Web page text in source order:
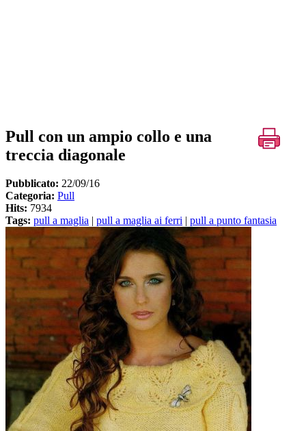
Pull con un ampio collo e una
treccia diagonale
Pubblicato: 22/09/16
Categoria: Pull
Hits: 7934
Tags: pull a maglia pull a maglia ai ferri pull a punto fantasia